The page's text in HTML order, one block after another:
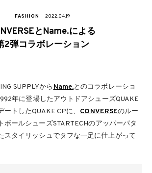
FASHION 2022.04.19
とName.による
2弾コラボレーション
SUPPLYから Name.とのコラボレーショ
年に登場したアウトドアシューズQUAKE
トしたQUAKE CPに、 CONVERSEのルー
ボールシューズSTARTECHのアッパーパタ
スタイリッシュでタフな一足に仕上がって